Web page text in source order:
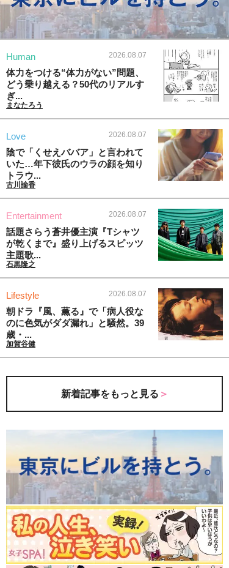
Human 2026.08.07
体力をつける“体力がない”問題、
どう乗り越える？50代のリアルす
ぎ...
まなたろう
Love 2026.08.07
陰で「くせえババア」と言われて
いた…年下彼氏のウラの顔を知り
トラウ...
古川諭香
Entertainment 2026.08.07
話題さらう蒼井優主演『Tシャツ
が乾くまで』盛り上げるスピッツ
主題歌...
石黒隆之
Lifestyle 2026.08.07
朝ドラ『風、薫る』で「病人役な
のに色気がダダ漏れ」と騒然。39
歳・...
加賀谷健
新着記事をもっと見る